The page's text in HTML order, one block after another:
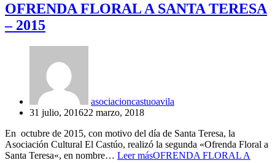
OFRENDA FLORAL A SANTA TERESA
– 2015
asociacioncastuoavila
31 julio, 201622 marzo, 2018
En octubre de 2015, con motivo del día de Santa Teresa, la
Asociación Cultural El Castúo, realizó la segunda «Ofrenda Floral a
Santa Teresa«, en nombre… Leer másOFRENDA FLORAL A